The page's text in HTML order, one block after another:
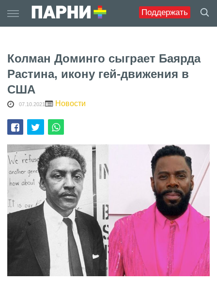
Поддержать
to
content
Колман Доминго сыграет Баярда
Растина, икону гей-движения в
США
07.10.2021 Новости